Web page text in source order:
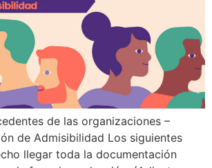
de las organizaciones –
de Admisibilidad Los siguientes
llegar toda la documentación